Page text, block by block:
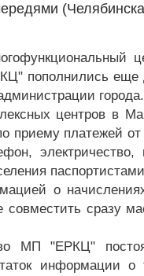
пополнились еще
города.
центров в
приему платежей
о
совместить сразу
МП "ЕРКЦ"
информации